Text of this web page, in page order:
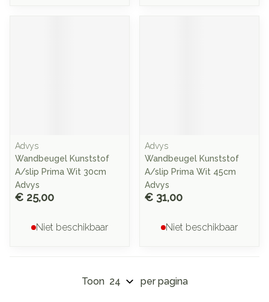
Advys
Wandbeugel Kunststof
A/slip Prima Wit 30cm
Advys
€ 25,00
Niet beschikbaar
Advys
Wandbeugel Kunststof
A/slip Prima Wit 45cm
Advys
€ 31,00
Niet beschikbaar
Toon per pagina